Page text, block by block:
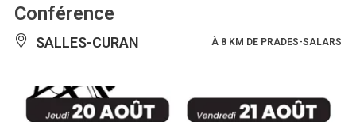
Conférence
SALLES-CURAN À 8 KM DE PRADES-SALARS